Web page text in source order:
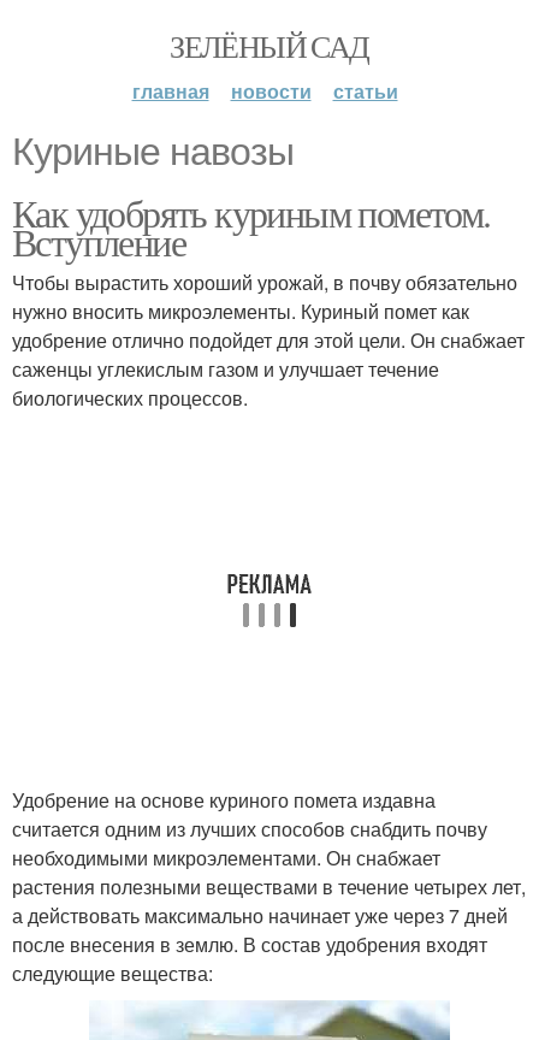
ЗЕЛЁНЫЙ САД
главная новости статьи
Куриные навозы
Как удобрять куриным пометом.
Вступление
Чтобы вырастить хороший урожай, в почву обязательно
нужно вносить микроэлементы. Куриный помет как
удобрение отлично подойдет для этой цели. Он снабжает
саженцы углекислым газом и улучшает течение
биологических процессов.
Удобрение на основе куриного помета издавна
считается одним из лучших способов снабдить почву
необходимыми микроэлементами. Он снабжает
растения полезными веществами в течение четырех лет,
а действовать максимально начинает уже через 7 дней
после внесения в землю. В состав удобрения входят
следующие вещества: